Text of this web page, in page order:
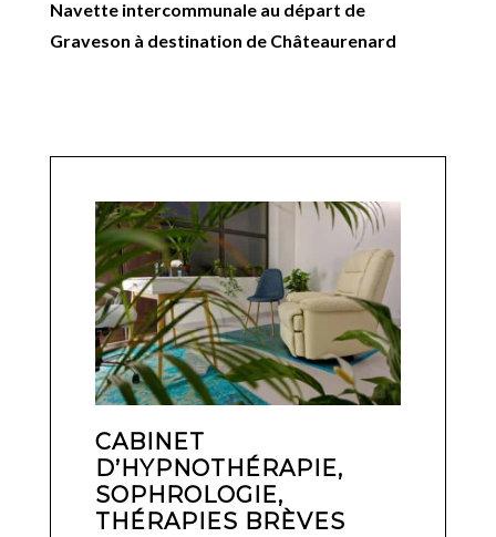
Navette intercommunale au départ de
Graveson à destination de Châteaurenard
CABINET
D’HYPNOTHÉRAPIE,
SOPHROLOGIE,
THÉRAPIES BRÈVES